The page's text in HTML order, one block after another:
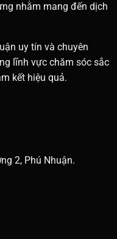
nhằm mang đến dịch
uy tín và chuyên
lĩnh vực chăm sóc sắc
kết hiệu quả.
2, Phú Nhuận.